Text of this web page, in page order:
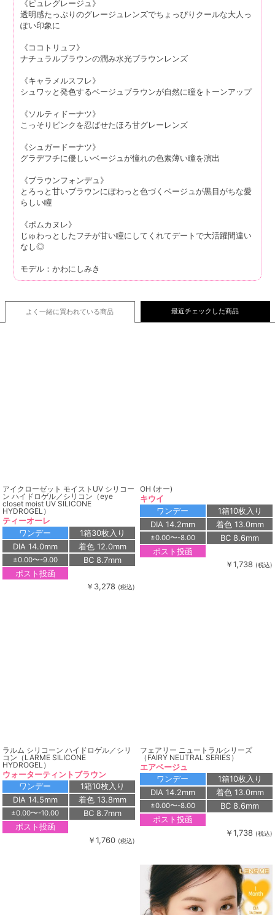
《ピュレグレージュ》
透明感たっぷりのグレージュレンズでちょっぴりクールな大人っ
ぽい印象に
《ココトリュフ》
ナチュラルブラウンの潤み水光ブラウンレンズ
《キャラメルスフレ》
シュワッと発色するベージュブラウンが自然に瞳をトーンアップ
《ソルティドーナツ》
こっそりピンクを忍ばせたほろ甘グレーレンズ
《シュガードーナツ》
グラデフチに優しいベージュが憧れの色素薄い瞳を演出
《ブラウンフォンデュ》
とろっと甘いブラウンにぽわっと色づくベージュが黒目がちな愛
らしい瞳
《ポムカヌレ》
じゅわっとしたフチが甘い瞳にしてくれてデートで大活躍間違い
なし◎
モデル：かわにしみき
よく一緒に買われている商品 最近チェックした商品
アイクローゼット モイストUV シリコー
ン ハイドロゲル／シリコン（eye
closet moist UV SILICONE
HYDROGEL）
ティーオーレ
ワンデー
1箱30枚入り
DIA 14.0mm
着色 12.0mm
±0.00〜-9.00
BC 8.7mm
ポスト投函
￥3,278 (税込)
OH (オー)
キウイ
ワンデー
1箱10枚入り
DIA 14.2mm
着色 13.0mm
±0.00〜-8.00
BC 8.6mm
ポスト投函
￥1,738 (税込)
ラルム シリコーン ハイドロゲル／シリ
コン（LARME SILICONE
HYDROGEL）
ウォーターティントブラウン
ワンデー
1箱10枚入り
DIA 14.5mm
着色 13.8mm
±0.00〜-10.00
BC 8.7mm
ポスト投函
￥1,760 (税込)
フェアリー ニュートラルシリーズ
（FAIRY NEUTRAL SERIES）
エアベージュ
ワンデー
1箱10枚入り
DIA 14.2mm
着色 13.0mm
±0.00〜-8.00
BC 8.6mm
ポスト投函
￥1,738 (税込)